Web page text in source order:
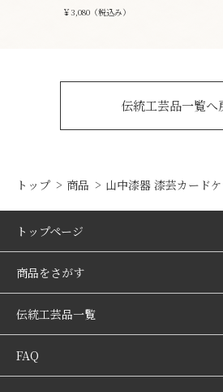
￥3,080（税込み）
伝統工芸品一覧へ
トップ 商品 山中漆器 漆芸カード
トップページ
商品をさがす
伝統工芸品一覧
FAQ